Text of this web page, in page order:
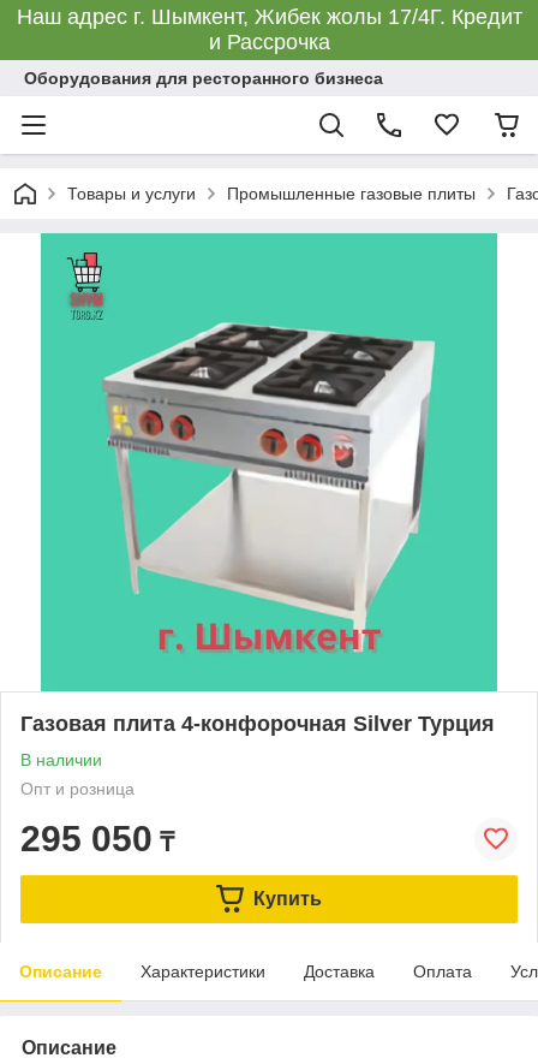
Наш адрес г. Шымкент, Жибек жолы 17/4Г. Кредит
и Рассрочка
Оборудования для ресторанного бизнеса
Товары и услуги Промышленные газовые плиты
Газовая плита 4-конфорочная Silver Турция
В наличии
Опт и розница
295 050 ₸
Купить
Описание Характеристики Доставка Оплата
Описание